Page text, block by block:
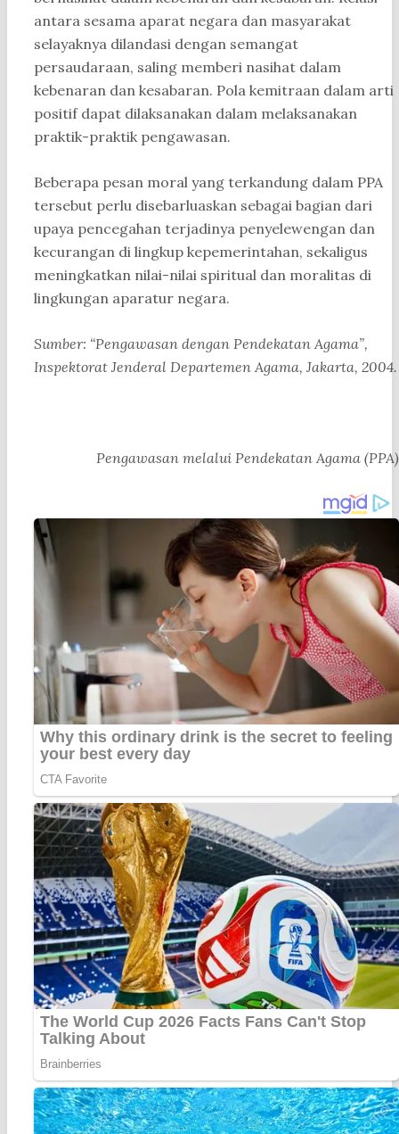
antara sesama aparat negara dan masyarakat
selayaknya dilandasi dengan semangat
persaudaraan, saling memberi nasihat dalam
kebenaran dan kesabaran. Pola kemitraan dalam arti
positif dapat dilaksanakan dalam melaksanakan
praktik-praktik pengawasan.
Beberapa pesan moral yang terkandung dalam PPA
tersebut perlu disebarluaskan sebagai bagian dari
upaya pencegahan terjadinya penyelewengan dan
kecurangan di lingkup kepemerintahan, sekaligus
meningkatkan nilai-nilai spiritual dan moralitas di
lingkungan aparatur negara.
Sumber: “Pengawasan dengan Pendekatan Agama”,
Inspektorat Jenderal Departemen Agama, Jakarta, 2004.
Pengawasan melalui Pendekatan Agama (PPA)